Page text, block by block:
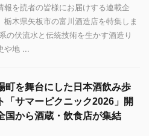
報を読者の皆様にお届けする連載企
栃木県矢板市の富川酒造店を特集しま
の伏流水と伝統技術を生かす酒造り
や地 ...
町を舞台にした日本酒飲み歩
「サマーピクニック2026」開
国から酒蔵・飲食店が集結